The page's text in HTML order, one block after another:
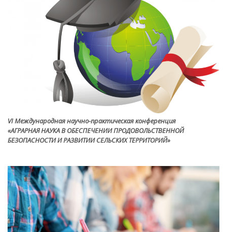
VI Международная научно-практическая конференция
«АГРАРНАЯ НАУКА В ОБЕСПЕЧЕНИИ ПРОДОВОЛЬСТВЕННОЙ
БЕЗОПАСНОСТИ И РАЗВИТИИ СЕЛЬСКИХ ТЕРРИТОРИЙ»